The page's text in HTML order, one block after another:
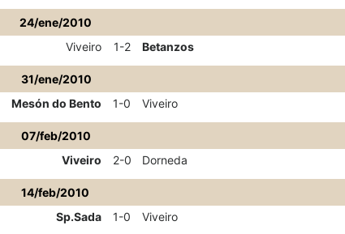
24/ene/2010
Viveiro
1-2 Betanzos
31/ene/2010
Mesón do Bento
1-0 Viveiro
07/feb/2010
Viveiro
2-0 Dorneda
14/feb/2010
Sp.Sada
1-0 Viveiro